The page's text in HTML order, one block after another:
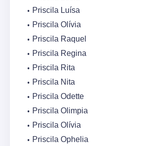
Priscila Luísa
Priscila Olívia
Priscila Raquel
Priscila Regina
Priscila Rita
Priscila Nita
Priscila Odette
Priscila Olimpia
Priscila Olívia
Priscila Ophelia